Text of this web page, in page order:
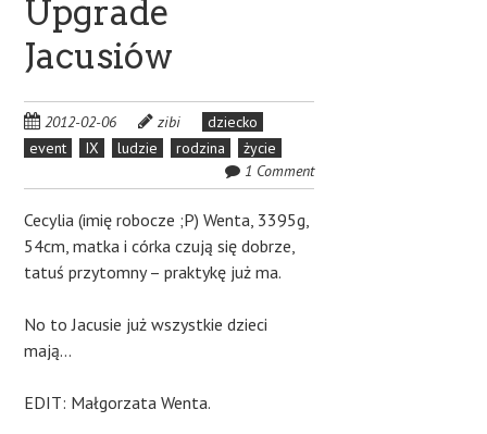
Upgrade
Jacusiów
2012-02-06 zibi
dziecko
event
IX ludzie rodzina
życie
1 Comment
Cecylia (imię robocze ;P) Wenta, 3395g,
54cm, matka i córka czują się dobrze,
tatuś przytomny – praktykę już ma.
No to Jacusie już wszystkie dzieci
mają…
EDIT: Małgorzata Wenta.